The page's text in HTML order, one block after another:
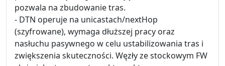
pozwala na zbudowanie tras.
- DTN operuje na unicastach/nextHop
(szyfrowane), wymaga dłuższej pracy oraz
nasłuchu pasywnego w celu ustabilizowania tras i
zwiększenia skuteczności. Węzły ze stockowym FW